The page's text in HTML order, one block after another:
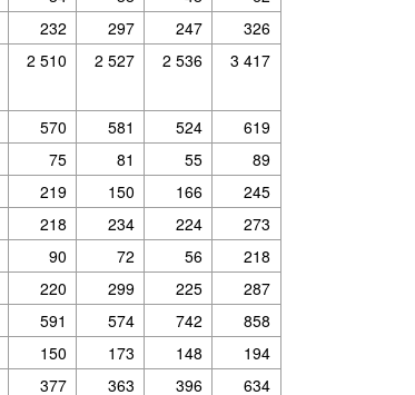
232 297 247
326
2 510 2 527 2 536 3 417
570 581 524
619
75 81 55
89
219 150 166
245
218 234 224
273
90 72 56
218
220 299 225
287
591 574 742
858
150 173 148
194
377 363 396 634